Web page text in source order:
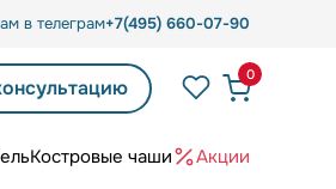
в телеграм+7(495) 660-07-90
0
Костровые чаши Акции